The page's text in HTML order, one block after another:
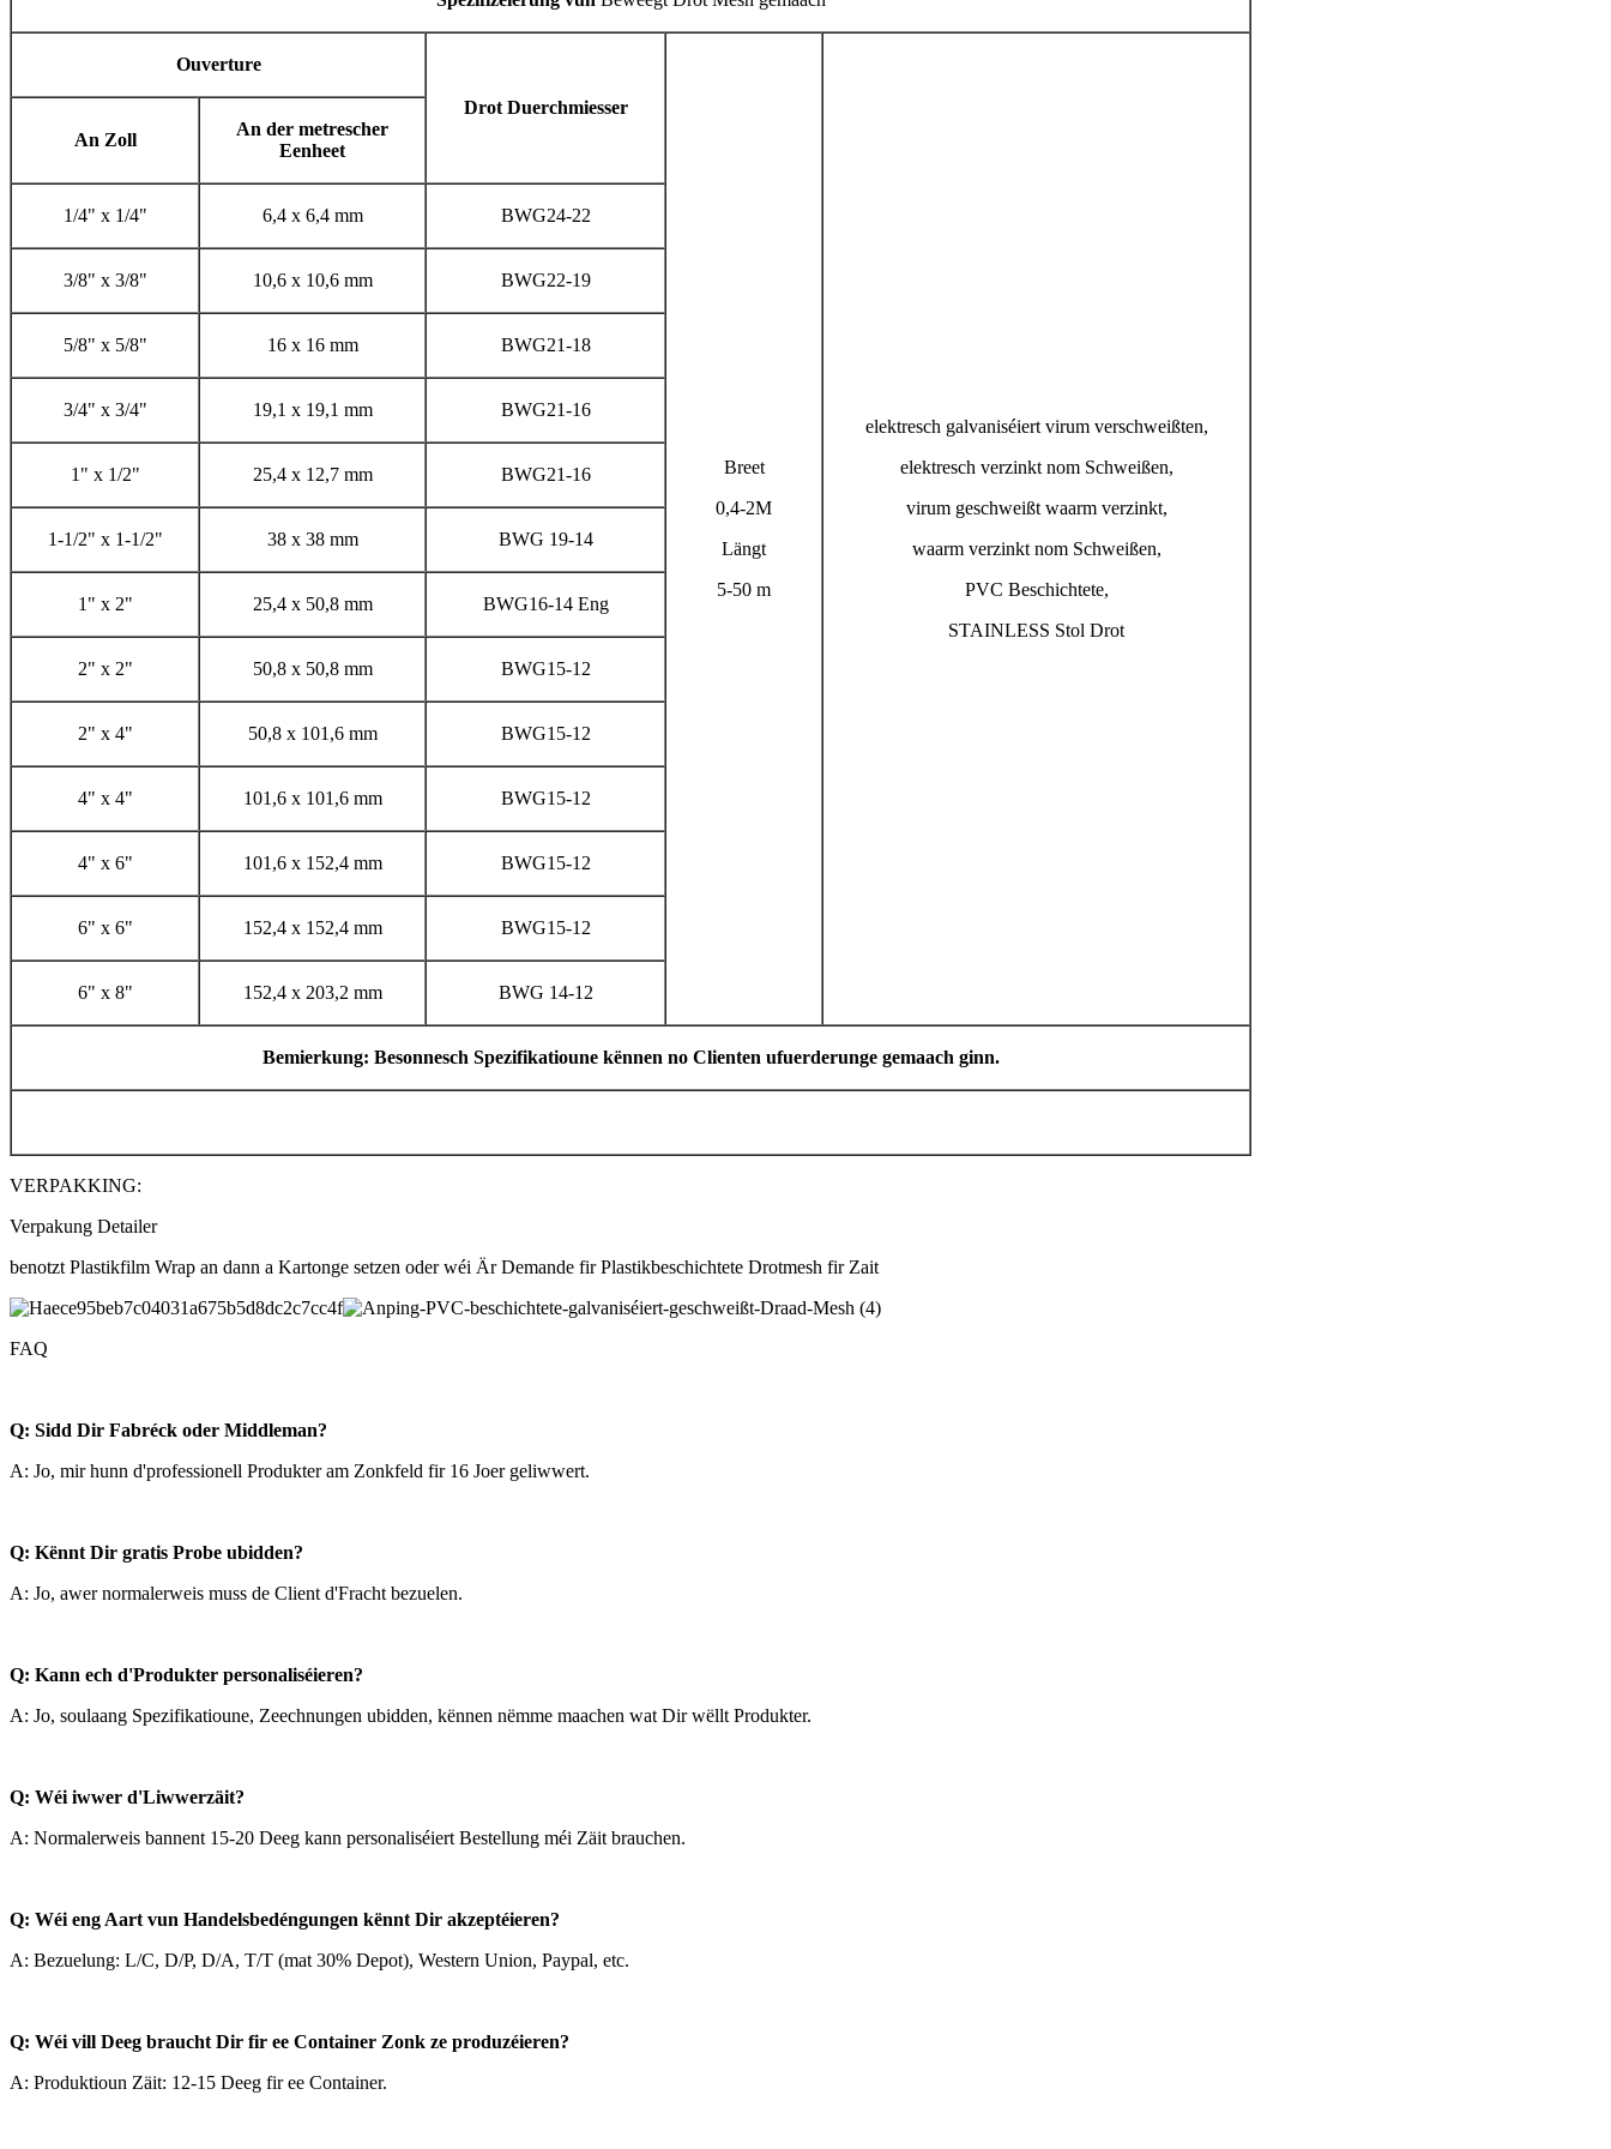
Ouverture
Drot Duerchmiesser
Breet
0,4-2M
Längt
5-50 m
elektresch galvaniséiert virum verschweißten,
elektresch verzinkt nom Schweißen,
virum geschweißt waarm verzinkt,
waarm verzinkt nom Schweißen,
PVC Beschichtete,
STAINLESS Stol Drot
An Zoll
An der metrescher
Eenheet
1/4" x 1/4" 6,4 x 6,4 mm BWG24-22
3/8" x 3/8" 10,6 x 10,6 mm BWG22-19
5/8" x 5/8" 16 x 16 mm BWG21-18
3/4" x 3/4" 19,1 x 19,1 mm BWG21-16
1" x 1/2" 25,4 x 12,7 mm BWG21-16
1-1/2" x 1-1/2" 38 x 38 mm BWG 19-14
1" x 2" 25,4 x 50,8 mm BWG16-14 Eng
2" x 2" 50,8 x 50,8 mm BWG15-12
2" x 4" 50,8 x 101,6 mm BWG15-12
4" x 4" 101,6 x 101,6 mm BWG15-12
4" x 6" 101,6 x 152,4 mm BWG15-12
6" x 6" 152,4 x 152,4 mm BWG15-12
6" x 8" 152,4 x 203,2 mm BWG 14-12
Bemierkung: Besonnesch Spezifikatioune kënnen no Clienten ufuerderunge gemaach ginn.
VERPAKKING:
Verpakung Detailer
benotzt Plastikfilm Wrap an dann a Kartonge setzen oder wéi Är Demande fir Plastikbeschichtete Drotmesh fir Zait
FAQ
Q: Sidd Dir Fabréck oder Middleman?
A: Jo, mir hunn d'professionell Produkter am Zonkfeld fir 16 Joer geliwwert.
Q: Kënnt Dir gratis Probe ubidden?
A: Jo, awer normalerweis muss de Client d'Fracht bezuelen.
Q: Kann ech d'Produkter personaliséieren?
A: Jo, soulaang Spezifikatioune, Zeechnungen ubidden, kënnen nëmme maachen wat Dir wëllt Produkter.
Q: Wéi iwwer d'Liwwerzäit?
A: Normalerweis bannent 15-20 Deeg kann personaliséiert Bestellung méi Zäit brauchen.
Q: Wéi eng Aart vun Handelsbedéngungen kënnt Dir akzeptéieren?
A: Bezuelung: L/C, D/P, D/A, T/T (mat 30% Depot), Western Union, Paypal, etc.
Q: Wéi vill Deeg braucht Dir fir ee Container Zonk ze produzéieren?
A: Produktioun Zäit: 12-15 Deeg fir ee Container.